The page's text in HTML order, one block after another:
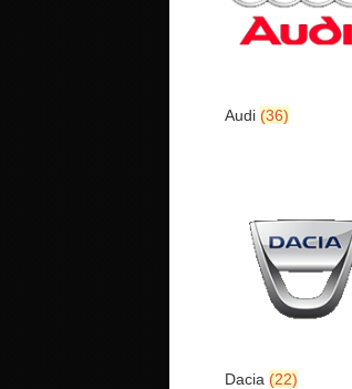
Audi (36)
Dacia (22)